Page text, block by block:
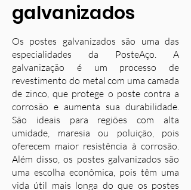
galvanizados
Os postes galvanizados são uma das
especialidades da PosteAço. A
galvanização é um processo de
revestimento do metal com uma camada
de zinco, que protege o poste contra a
corrosão e aumenta sua durabilidade.
São ideais para regiões com alta
umidade, maresia ou poluição, pois
oferecem maior resistência à corrosão.
Além disso, os postes galvanizados são
uma escolha econômica, pois têm uma
vida útil mais longa do que os postes